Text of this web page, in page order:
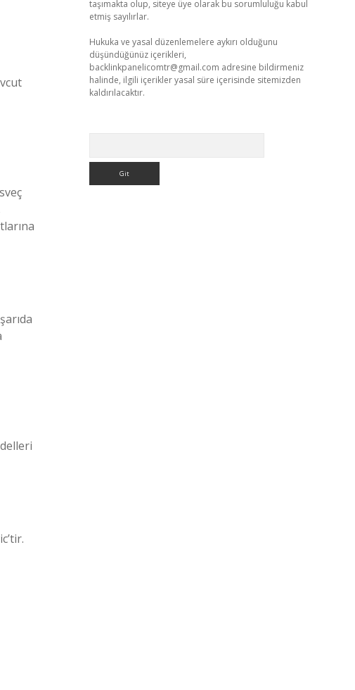
taşımakta olup, siteye üye olarak bu sorumluluğu kabul
etmiş sayılırlar.
Hukuka ve yasal düzenlemelere aykırı olduğunu
düşündüğünüz içerikleri,
backlinkpanelicomtr@gmail.com adresine bildirmeniz
halinde, ilgili içerikler yasal süre içerisinde sitemizden
kaldırılacaktır.